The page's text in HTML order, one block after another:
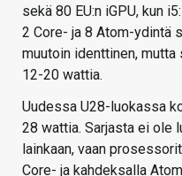
sekä 80 EU:n iGPU, kun
2 Core- ja 8 Atom-ydintä
muutoin identtinen,
12-20 wattia.
Uudessa U28-luokassa
28 wattia. Sarjasta ei ole
lainkaan, vaan
Core- ja kahdeksalla